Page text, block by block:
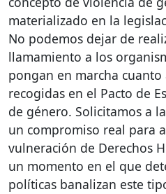
materializado en la
No podemos dejar de
llamamiento a los
pongan en marcha cuanto
recogidas en el Pacto de
de género. Solicitamos a
un compromiso real para
vulneración de Derechos
un momento en el que
políticas banalizan este